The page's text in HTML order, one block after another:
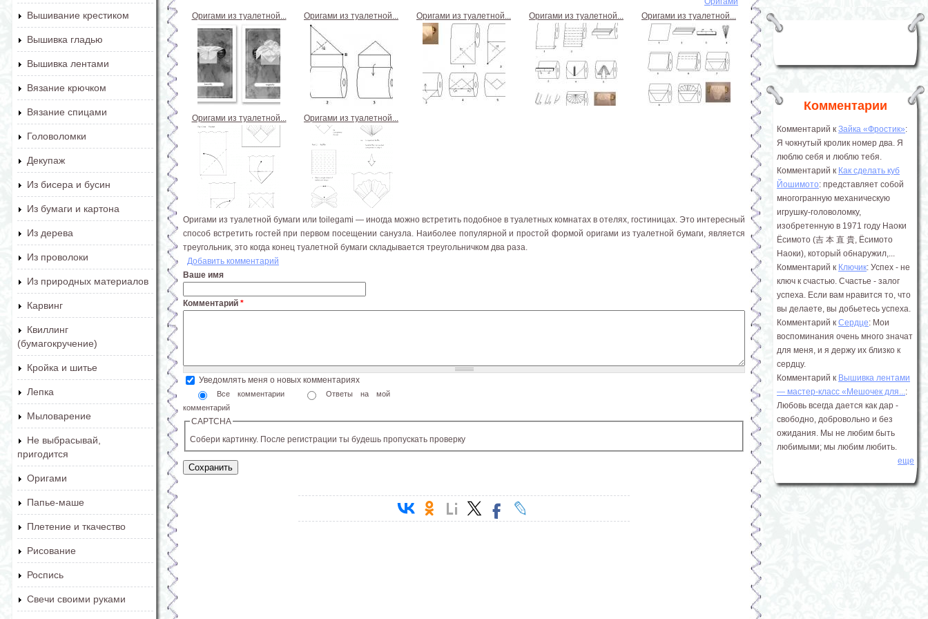
Вышивание крестиком
Вышивка гладью
Вышивка лентами
Вязание крючком
Вязание спицами
Головоломки
Декупаж
Из бисера и бусин
Из бумаги и картона
Из дерева
Из проволоки
Из природных материалов
Карвинг
Квиллинг
(бумагокручение)
Кройка и шитье
Лепка
Мыловарение
Не выбрасывай,
пригодится
Оригами
Папье-маше
Плетение и ткачество
Рисование
Роспись
Свечи своими руками
Оригами из туалетной...
Оригами из туалетной... Оригами из туалетной... Оригами из туалетной... Оригами из туалетной...
Оригами из туалетной... Оригами из туалетной...
Оригами из туалетной бумаги или toilegami — иногда можно встретить подобное в туалетных комнатах в отелях, гостиницах. Это интересный
способ встретить гостей при первом посещении санузла. Наиболее популярной и простой формой оригами из туалетной бумаги, является
треугольник, это когда конец туалетной бумаги складывается треугольничком два раза.
Добавить комментарий
Ваше имя
Комментарий *
Уведомлять меня о новых комментариях
Все комментарии
Ответы на мой
комментарий
CAPTCHA
Собери картинку. После регистрации ты будешь пропускать проверку
Комментарии
Комментарий к Зайка «Фростик»:
Я чокнутый кролик номер два. Я
люблю себя и люблю тебя.
Комментарий к Как сделать куб
Йошимото: представляет собой
многогранную механическую
игрушку-головоломку,
изобретенную в 1971 году Наоки
Ёсимото (吉 本 直 貴, Ёсимото
Наоки), который обнаружил,...
Комментарий к Ключик: Успех - не
ключ к счастью. Счастье - залог
успеха. Если вам нравится то, что
вы делаете, вы добьетесь успеха.
Комментарий к Сердце: Мои
воспоминания очень много значат
для меня, и я держу их близко к
сердцу.
Комментарий к Вышивка лентами
― мастер-класс «Мешочек для...:
Любовь всегда дается как дар -
свободно, добровольно и без
ожидания. Мы не любим быть
любимыми; мы любим любить.
еще